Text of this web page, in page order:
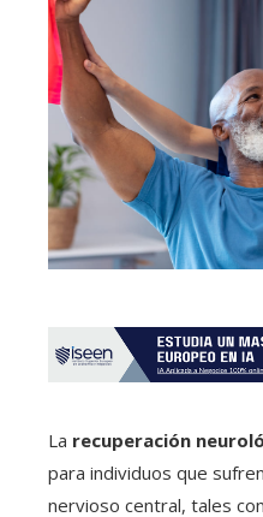
La recuperación
para individuos que
nervioso central, tales